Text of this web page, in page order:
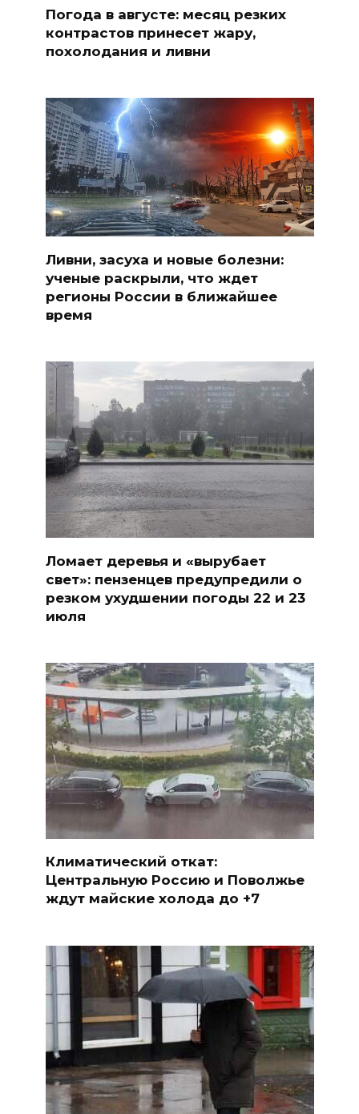
Погода в августе: месяц резких
контрастов принесет жару,
похолодания и ливни
Ливни, засуха и новые болезни:
ученые раскрыли, что ждет
регионы России в ближайшее
время
Ломает деревья и «вырубает
свет»: пензенцев предупредили о
резком ухудшении погоды 22 и 23
июля
Климатический откат:
Центральную Россию и Поволжье
ждут майские холода до +7